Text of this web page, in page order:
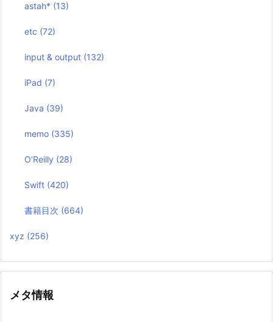
astah* (13)
etc (72)
input & output (132)
iPad (7)
Java (39)
memo (335)
O’Reilly (28)
Swift (420)
書籍目次 (664)
xyz (256)
メタ情報